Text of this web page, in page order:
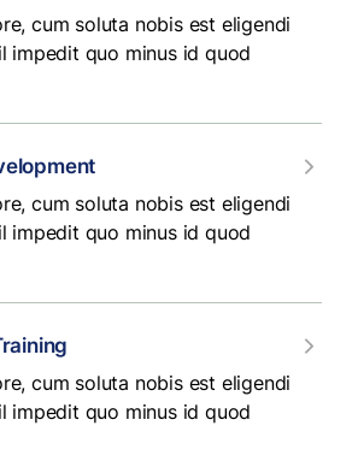
cum soluta nobis est eligendi
impedit quo minus id quod
cum soluta nobis est eligendi
impedit quo minus id quod
cum soluta nobis est eligendi
impedit quo minus id quod